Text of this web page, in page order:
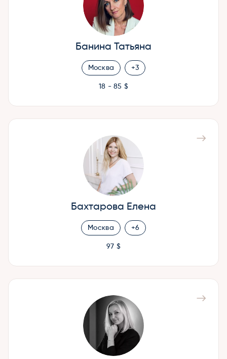
Банина Татьяна
Москва +3
18 - 85 $
Бахтарова Елена
Москва +6
97 $